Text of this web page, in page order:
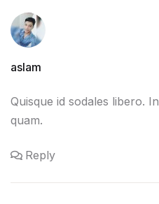
aslam
Quisque id sodales libero.
quam.
Reply